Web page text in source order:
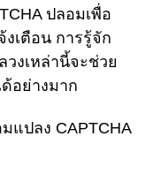
ปลอมเพื่อ
เตือน การรู้จัก
งเหล่านี้จะช่วย
อย่างมาก
แปลง CAPTCHA